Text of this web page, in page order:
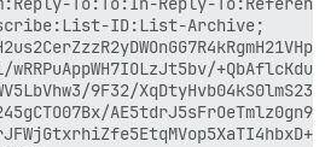
ID:List-Archive;
wRRPuAppWH7IOLzJt5bv/
9F32/